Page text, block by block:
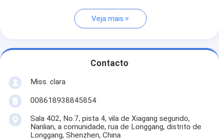
Veja mais
Contacto
Miss. clara
008618938845854
Sala 402, No.7, pista 4, vila de Xiagang segundo,
Nanlian, a comunidade, rua de Longgang, distrito de
Longgang, Shenzhen, China